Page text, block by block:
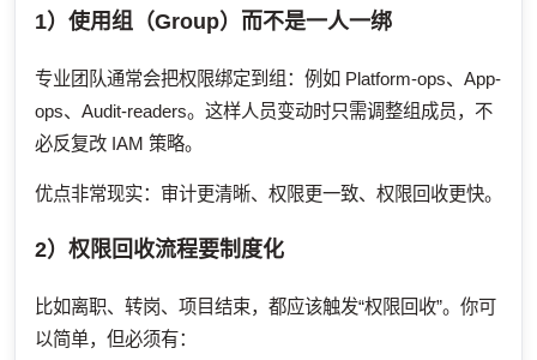
1）使用组（Group）而不是一人一绑
专业团队通常会把权限绑定到组：例如 Platform-ops、App-
ops、Audit-readers。这样人员变动时只需调整组成员，不
必反复改 IAM 策略。
优点非常现实：审计更清晰、权限更一致、权限回收更快。
2）权限回收流程要制度化
比如离职、转岗、项目结束，都应该触发“权限回收”。你可
以简单，但必须有：